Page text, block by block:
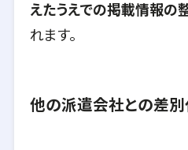
えたうえでの掲載情報の
れます。
他の派遣会社との差別